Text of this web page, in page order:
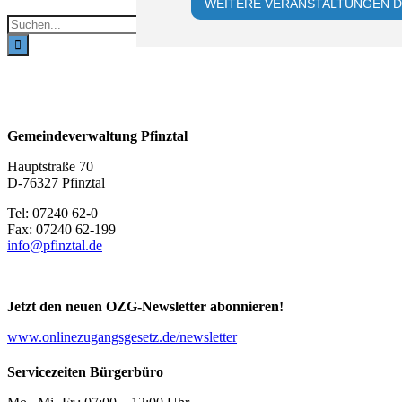
Suche
nach:
WEITERE VERANSTALTUNGEN
Gemeindeverwaltung Pfinztal
Hauptstraße 70
D-76327 Pfinztal
Tel: 07240 62-0
Fax: 07240 62-199
info@pfinztal.de
Jetzt den neuen OZG-Newsletter abonnieren!
www.onlinezugangsgesetz.de/newsletter
Servicezeiten Bürgerbüro